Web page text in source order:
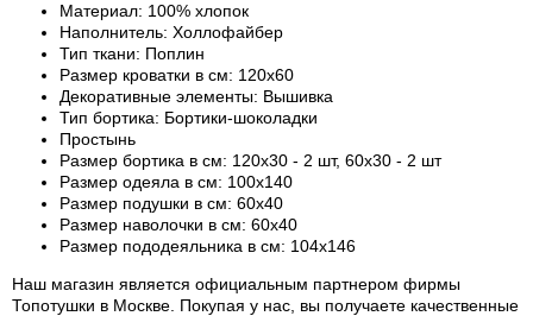
Материал: 100% хлопок
Наполнитель: Холлофайбер
Тип ткани: Поплин
Размер кроватки в см: 120х60
Декоративные элементы: Вышивка
Тип бортика: Бортики-шоколадки
Простынь
Размер бортика в см: 120х30 - 2 шт, 60х30 - 2 шт
Размер одеяла в см: 100х140
Размер подушки в см: 60х40
Размер наволочки в см: 60х40
Размер пододеяльника в см: 104х146
Наш магазин является официальным партнером фирмы
Топотушки в Москве. Покупая у нас, вы получаете качественные